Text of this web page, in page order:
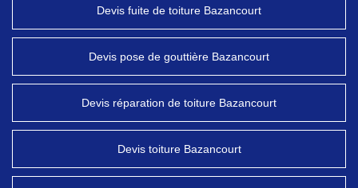
Devis fuite de toiture Bazancourt
Devis pose de gouttière Bazancourt
Devis réparation de toiture Bazancourt
Devis toiture Bazancourt